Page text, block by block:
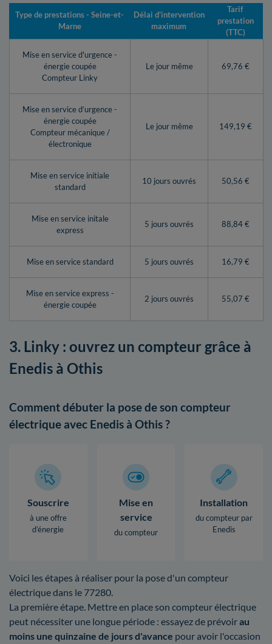
Type de prestations - Seine-et-
Marne
Délai d’intervention
maximum
Tarif
prestation
(TTC)
Mise en service d'urgence -
énergie coupée
Compteur Linky
Le jour même 69,76 €
Mise en service d’urgence -
énergie coupée
Compteur mécanique /
électronique
Le jour même 149,19 €
Mise en service initiale
standard
10 jours ouvrés 50,56 €
Mise en service initale
express
5 jours ouvrés 88,84 €
Mise en service standard 5 jours ouvrés 16,79 €
Mise en service express -
énergie coupée
2 jours ouvrés 55,07 €
3. Linky : ouvrez un compteur grâce à
Enedis à Othis
Comment débuter la pose de son compteur
électrique avec Enedis à Othis ?
Souscrire
à une offre
d’énergie
Mise en
service
du compteur
Installation
du compteur par
Enedis
Voici les étapes à réaliser pour la pose d'un compteur
électrique dans le 77280.
La première étape. Mettre en place son compteur électrique
peut nécessiter une longue période : essayez de prévoirau
moins une quinzaine de jours d'avance pour avoir l'occasion